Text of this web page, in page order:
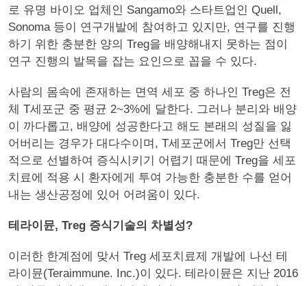
로 유명 바이오 업체인 Sangamo와 스타트업인 Quell,
Sonoma 등이 연구개발에 참여하고 있지만, 연구를 진행
하기 위한 충분한 양의 Treg을 배양해내지 못하는 점이
연구 진행의 발목을 잡는 요인으로 꼽을 수 있다.
사람의 몸속에 존재하는 면역 세포 중 하나인 Treg은 전
체 T세포군 중 평균 2~3%에 달한다. 그러나 분리와 배양
이 까다롭고, 배양에 성공한다고 해도 본래의 성질을 잃
어버리는 경우가 대다수이며, T세포군에서 Treg만 선택
적으로 선별하여 증식시키기 어렵기 때문에 Treg을 세포
치료에 적용 시 환자에게 투여 가능한 충분한 수를 얻어
내는 생산공정에 있어 어려움이 있다.
테라이뮨, Treg 증식기술의 차별성?
이러한 한계점에 맞서 Treg 세포치료제 개발에 나선 테
라이뮨(Teraimmune. Inc.)이 있다. 테라이뮨은 지난 2016